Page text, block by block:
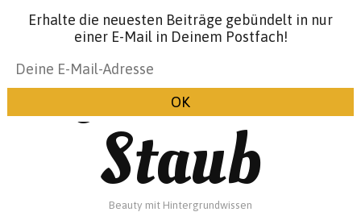
Glanz &
Staub
Beauty mit Hintergrundwissen
Erhalte die neuesten Beiträge gebündelt in nur
einer E-Mail in Deinem Postfach!